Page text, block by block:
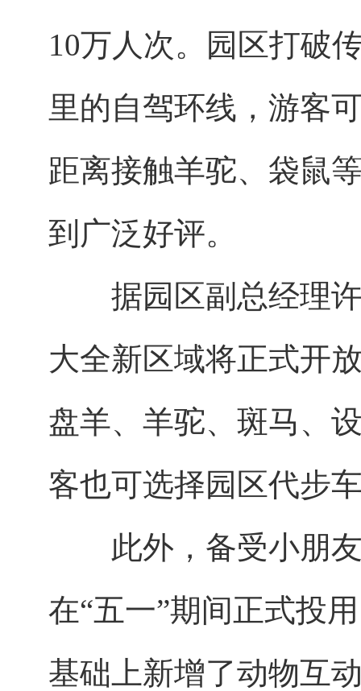
10万人次。园区打破
里的自驾环线，游客
距离接触羊驼、袋鼠
到广泛好评。
据园区副总经理许
大全新区域将正式开
盘羊、羊驼、斑马、
客也可选择园区代步
此外，备受小朋友
在“五一”期间正式投
基础上新增了动物互